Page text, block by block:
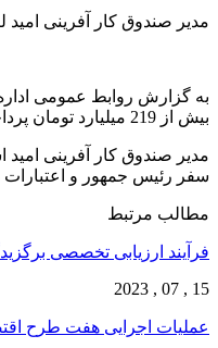
مدیر صندوق کار آفرینی امید لرستان گفت: بیش از 219 میلیارد تومان تسهیلات اشتغالزایی در
بیش از 219 میلیارد تومان پرداخت کند که موجب اشتغال بیش از 4500 نفر شده است.
سفر رئیس جمهور و
مطالب مرتبط
فرآیند ارزیابی تخصصی
15 , 07 , 2023
عملیات اجرایی هفت طرح